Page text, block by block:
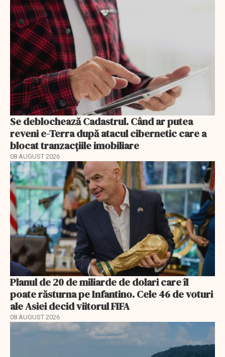
Se deblochează Cadastrul. Când ar putea
reveni e-Terra după atacul cibernetic care a
blocat tranzacțiile imobiliare
08 AUGUST 2026
Planul de 20 de miliarde de dolari care îl
poate răsturna pe Infantino. Cele 46 de voturi
ale Asiei decid viitorul FIFA
08 AUGUST 2026